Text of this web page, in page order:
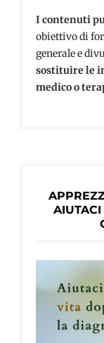
I contenuti
obiettivo di
generale e
sostituire le
medico o